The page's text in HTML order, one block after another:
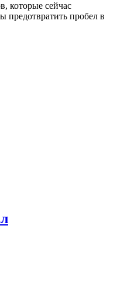
которые сейчас
предотвратить пробел в